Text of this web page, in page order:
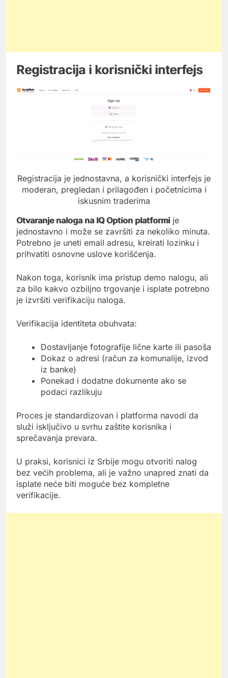
Registracija i korisnički interfejs
Registracija je jednostavna, a korisnički interfejs je
moderan, pregledan i prilagođen i početnicima i
iskusnim traderima
Otvaranje naloga na IQ Option platformije
jednostavno i može se završiti za nekoliko minuta.
Potrebno je uneti email adresu, kreirati lozinku i
prihvatiti osnovne uslove korišćenja.
Nakon toga, korisnik ima pristup demo nalogu, ali
za bilo kakvo ozbiljno trgovanje i isplate potrebno
je izvršiti verifikaciju naloga.
Verifikacija identiteta obuhvata:
Dostavljanje fotografije lične karte ili pasoša
Dokaz o adresi (račun za komunalije, izvod
iz banke)
Ponekad i dodatne dokumente ako se
podaci razlikuju
Proces je standardizovan i platforma navodi da
služi isključivo u svrhu zaštite korisnika i
sprečavanja prevara.
U praksi, korisnici iz Srbije mogu otvoriti nalog
bez većih problema, ali je važno unapred znati da
isplate neće biti moguće bez kompletne
verifikacije.